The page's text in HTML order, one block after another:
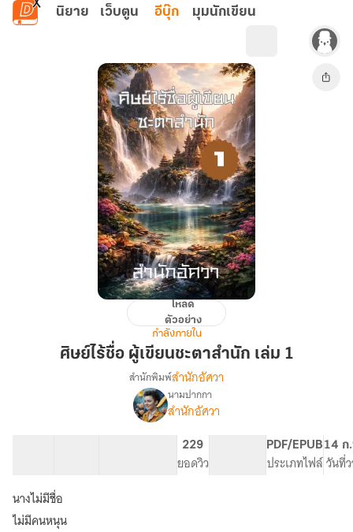
ข้ามไปยังเนื้อหาหลัก
นิยาย เว็บตูน อีบุ๊ก มุมนักเขียน
ชื่อ
โหลด
ตัวอย่าง
กำลังภายใน
ศิษย์ไร้ชื่อ ผู้เขียนชะตาสำนัก เล่ม 1
เรื่อง
ศิษย์
ไร้
ชื่อ
ผู้
เขียน
สำนักพิมพ์สำนักอัศวา
นามปากกา
สำนักอัศวา
229
ยอดวิว
PDF/EPUB
ประเภทไฟล์
14 ก
วันที่
นางไม่มีชื่อ
ไม่มีคนหนุน